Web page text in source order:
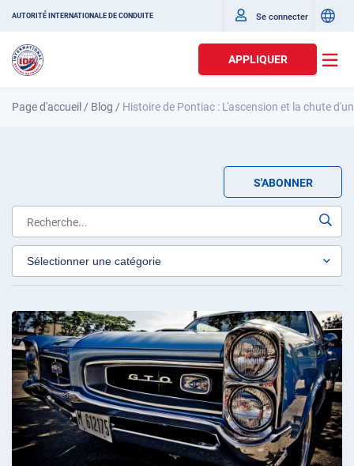
AUTORITÉ INTERNATIONALE DE CONDUITE Se connecter
APPLIQUER
Page d'accueil / Blog / Histoire de Pontiac : L'ascension et la chute
S'ABONNER